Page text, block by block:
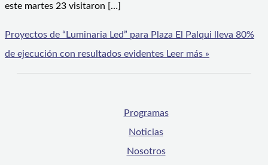
este martes 23 visitaron […]
Proyectos de “Luminaria Led” para Plaza El Palqui lleva 80%
de ejecución con resultados evidentes Leer más »
Programas
Noticias
Nosotros